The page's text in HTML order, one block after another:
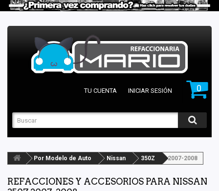
0
TU CUENTA INICIAR SESIÓN
Por Modelo de Auto Nissan 350Z 2007-2008
REFACCIONES Y ACCESORIOS PARA NISSAN